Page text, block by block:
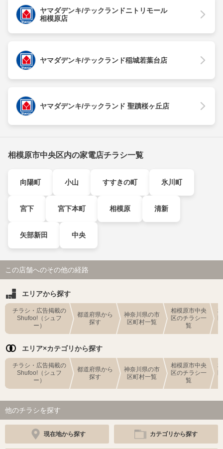
ヤマダデンキ/テックランドニトリモール
相模原店
ヤマダデンキ/テックランド稲城若葉台店
ヤマダデンキ/テックランド 聖蹟桜ヶ丘店
相模原市中央区内の家電店チラシ一覧
向陽町 小山 すすきの町 氷川町
宮下 宮下本町 相模原 清新
矢部新田 中央
この店舗へのその他の経路
エリアから探す
チラシ・広告掲載の
Shufoo!（シュフ
ー）
都道府県から
探す
神奈川県の市
区町村一覧
相模原市中央
区のチラシ一
覧
エリア×カテゴリから探す
チラシ・広告掲載の
Shufoo!（シュフ
ー）
都道府県から
探す
神奈川県の市
区町村一覧
相模原市中央
区のチラシ一
覧
他のチラシを探す
現在地から探す カテゴリから探す